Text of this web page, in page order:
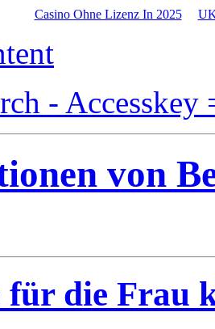
Casino Ohne Lizenz In 2025
- Accesskey
von
die Frau